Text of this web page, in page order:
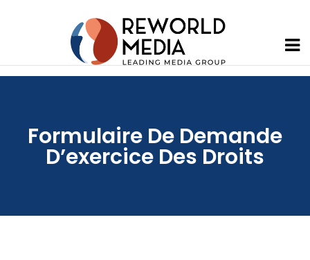
Formulaire De Demande
D’exercice Des Droits